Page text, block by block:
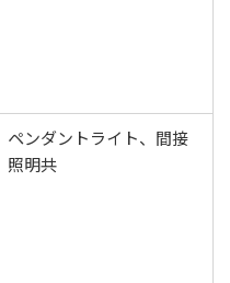
ペンダントライト、間接
照明共